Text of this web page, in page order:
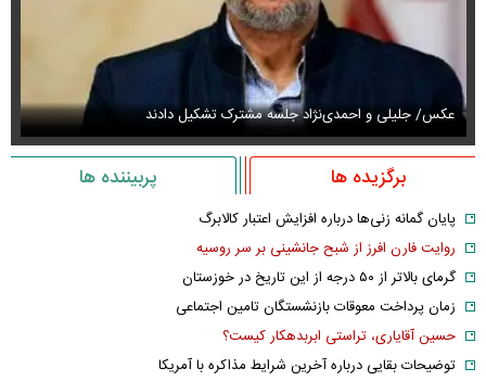
عکس/ جلیلی و احمدی‌نژاد جلسه مشترک تشکیل دادند
برگزیده ها پربیننده ها
پایان گمانه زنی‌ها درباره افزایش اعتبار کالابرگ
روایت فارن افرز از شبح جانشینی بر سر روسیه
گرمای بالاتر از ۵۰ درجه از این تاریخ در خوزستان
زمان پرداخت معوقات بازنشستگان تامین اجتماعی
حسین آقایاری، تراستی ابربدهکار کیست؟
توضیحات بقایی درباره آخرین شرایط مذاکره با آمریکا